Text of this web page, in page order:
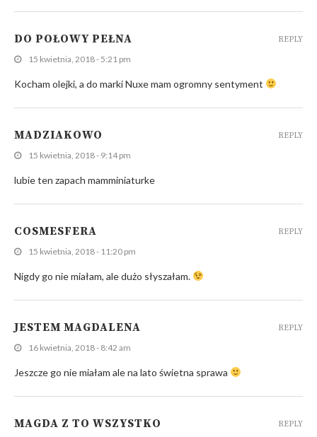
DO POŁOWY PEŁNA
15 kwietnia, 2018 - 5:21 pm
Kocham olejki, a do marki Nuxe mam ogromny sentyment
REPLY
MADZIAKOWO
15 kwietnia, 2018 - 9:14 pm
lubie ten zapach mamminiaturke
REPLY
COSMESFERA
15 kwietnia, 2018 - 11:20 pm
Nigdy go nie miałam, ale dużo słyszałam.
REPLY
JESTEM MAGDALENA
16 kwietnia, 2018 - 8:42 am
Jeszcze go nie miałam ale na lato świetna sprawa
REPLY
MAGDA Z TO WSZYSTKO REPLY